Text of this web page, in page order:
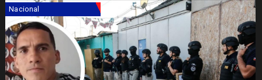
Nacional